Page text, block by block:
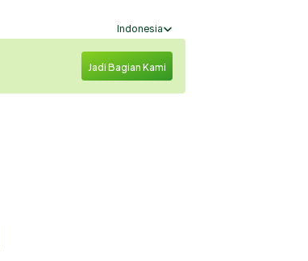
Select Language
Indonesia
Jadi Bagian Kami